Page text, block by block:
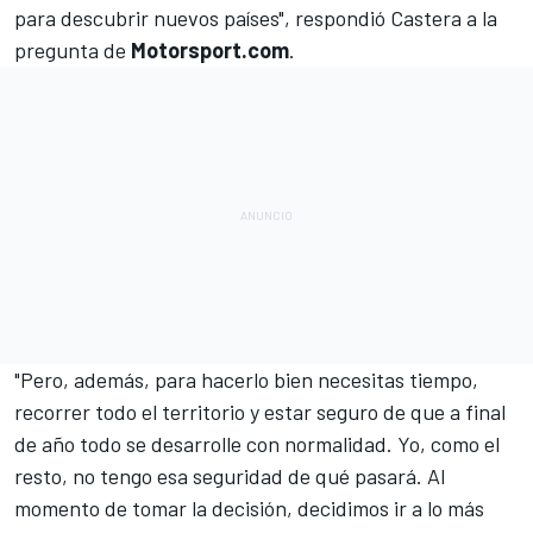
para descubrir nuevos países", respondió Castera a la
pregunta de Motorsport.com.
"Pero, además, para hacerlo bien necesitas tiempo,
recorrer todo el territorio y estar seguro de que a final
de año todo se desarrolle con normalidad. Yo, como el
resto, no tengo esa seguridad de qué pasará. Al
momento de tomar la decisión, decidimos ir a lo más